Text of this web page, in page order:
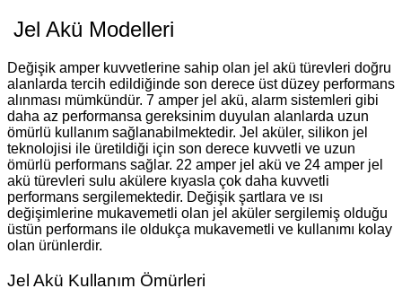
Jel Akü Modelleri
Değişik amper kuvvetlerine sahip olan jel akü türevleri doğru
alanlarda tercih edildiğinde son derece üst düzey performans
alınması mümkündür. 7 amper jel akü, alarm sistemleri gibi
daha az performansa gereksinim duyulan alanlarda uzun
ömürlü kullanım sağlanabilmektedir. Jel aküler, silikon jel
teknolojisi ile üretildiği için son derece kuvvetli ve uzun
ömürlü performans sağlar. 22 amper jel akü ve 24 amper jel
akü türevleri sulu akülere kıyasla çok daha kuvvetli
performans sergilemektedir. Değişik şartlara ve ısı
değişimlerine mukavemetli olan jel aküler sergilemiş olduğu
üstün performans ile oldukça mukavemetli ve kullanımı kolay
olan ürünlerdir.
Jel Akü Kullanım Ömürleri